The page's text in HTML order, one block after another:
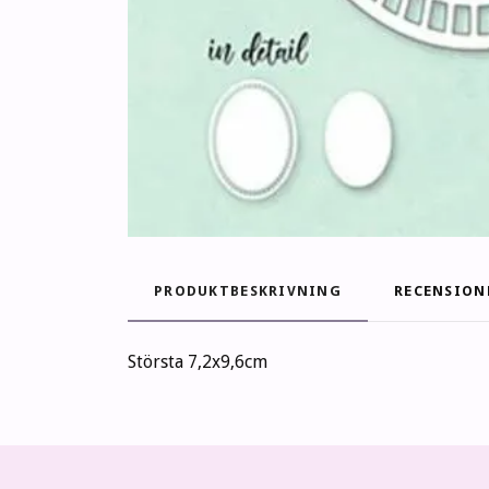
PRODUKTBESKRIVNING
Största 7,2x9,6cm